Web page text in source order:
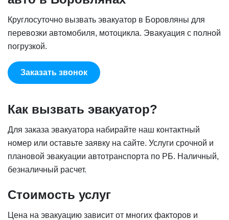
Круглосуточно вызвать эвакуатор в Боровляны для
перевозки автомобиля, мотоцикла. Эвакуация с полной
погрузкой.
Заказать звонок
Как вызвать эвакуатор?
Для заказа эвакуатора набирайте наш контактный
номер или оставьте заявку на сайте. Услуги срочной и
плановой эвакуации автотранспорта по РБ. Наличный,
безналичный расчет.
Стоимость услуг
Цена на эвакуацию зависит от многих факторов и